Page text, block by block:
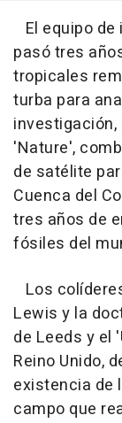
El equipo
pasó tres
tropicales
turba para
'Nature',
de satélite
Cuenca del
tres años de
fósiles del
Los
Lewis y la
de Leeds y el
Reino Unido,
existencia de
campo que